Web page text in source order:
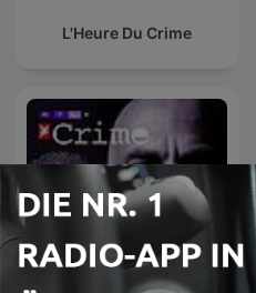
L'Heure Du Crime